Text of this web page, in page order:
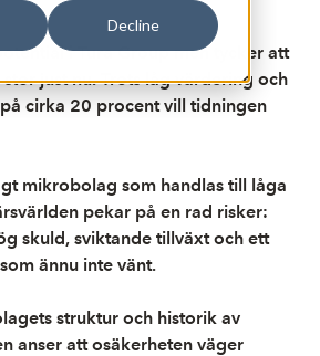
Decline
i Tura Group men tycker att
just nu. Trots låg värdering och
cirka 20 procent vill tidningen
mikrobolag som handlas till låga
pekar på en rad risker:
skuld, sviktande tillväxt och ett
ännu inte vänt.
struktur och historik av
anser att osäkerheten väger